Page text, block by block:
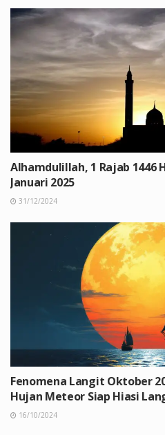
Alhamdulillah, 1 Rajab 1446
Januari 2025
31/12/2024
Fenomena Langit Oktober
Hujan Meteor Siap Hiasi
16/10/2024